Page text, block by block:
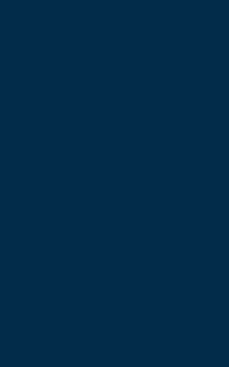
2. Φάση
Σε αυτή τη φάση
, που
την ενσωμάτωση
Ανάπτυξη UI/
εικαστικού
Front-end &